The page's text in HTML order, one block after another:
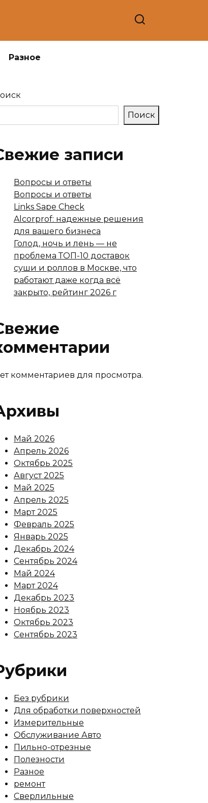
Разное
Поиск
записи
Вопросы и ответы
Вопросы и ответы
Links Sape Check
Alcorprof: надежные решения
для вашего бизнеса
Голод, ночь и лень — не
проблема ТОП-10 доставок
суши и роллов в Москве, что
работают даже когда всё
закрыто, рейтинг 2026 г
комментариев для просмотра.
Май 2026
Апрель 2026
Октябрь 2025
Август 2025
Май 2025
Апрель 2025
Март 2025
Февраль 2025
Январь 2025
Декабрь 2024
Сентябрь 2024
Май 2024
Март 2024
Декабрь 2023
Ноябрь 2023
Октябрь 2023
Сентябрь 2023
Без рубрики
Для обработки поверхностей
Измерительные
Обслуживание Авто
Пильно-отрезные
Полезности
Разное
ремонт
Сверлильные